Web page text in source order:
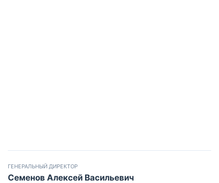
ГЕНЕРАЛЬНЫЙ ДИРЕКТОР
Семенов Алексей Васильевич